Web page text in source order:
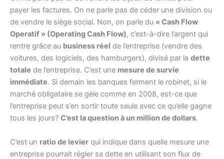
payer les factures. On ne parle pas de céder une division ou
de vendre le siège social. Non, on parle du « Cash Flow
Operatif » (Operating Cash Flow), c’est-à-dire l’argent qui
rentre grâce au business réel de l’entreprise (vendre des
voitures, des logiciels, des hamburgers), divisé par la dette
totale de l’entreprise. C’est une mesure de survie
immédiate. Si demain les banques ferment le robinet, si le
marché obligataire se gèle comme en 2008, est-ce que
l’entreprise peut s’en sortir toute seule avec ce qu’elle gagne
tous les jours? C’est la question à un million de dollars.
C’est un ratio de levier qui indique dans quelle mesure une
entreprise pourrait régler sa dette en utilisant son flux de